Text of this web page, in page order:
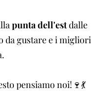
punta dell'estdalle
da gustare e i migliori
pensiamo noi!🍷💃